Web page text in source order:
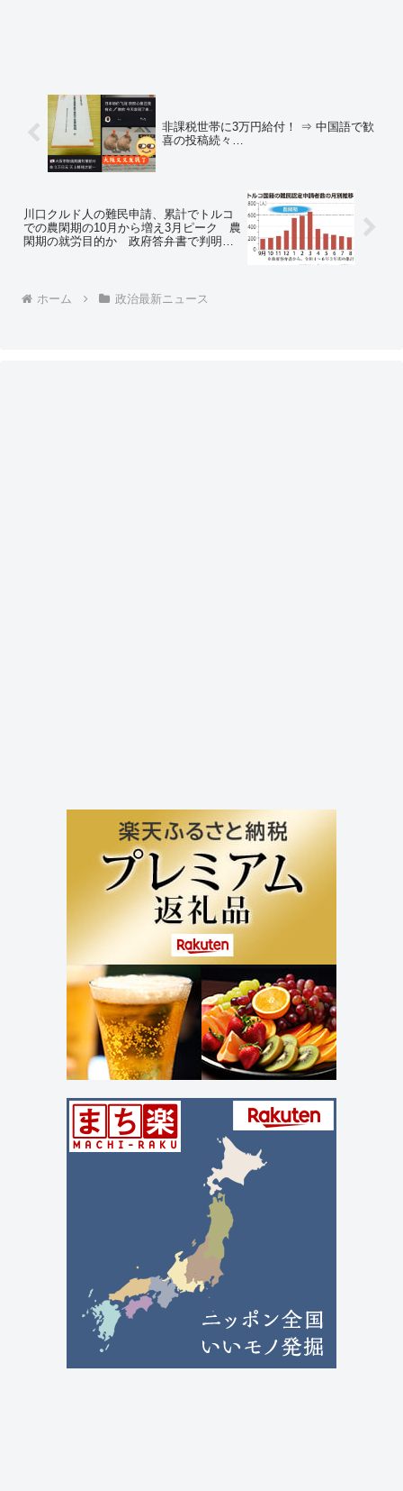
非課税世帯に3万円給付！ ⇒ 中国語で歓
喜の投稿続々…
川口クルド人の難民申請、累計でトルコ
での農閑期の10月から増え3月ピーク 農
閑期の就労目的か 政府答弁書で判明
ホーム 政治最新ニュース